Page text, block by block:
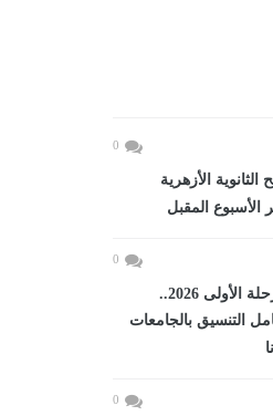
0
الثانوية الأزهرية
الأسبوع المقبل
0
تنسيق المرحلة الأولى 2026..
التنسيق بالجامعات
0